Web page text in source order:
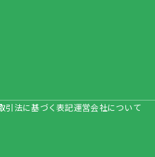
引法に基づく表記運営会社について